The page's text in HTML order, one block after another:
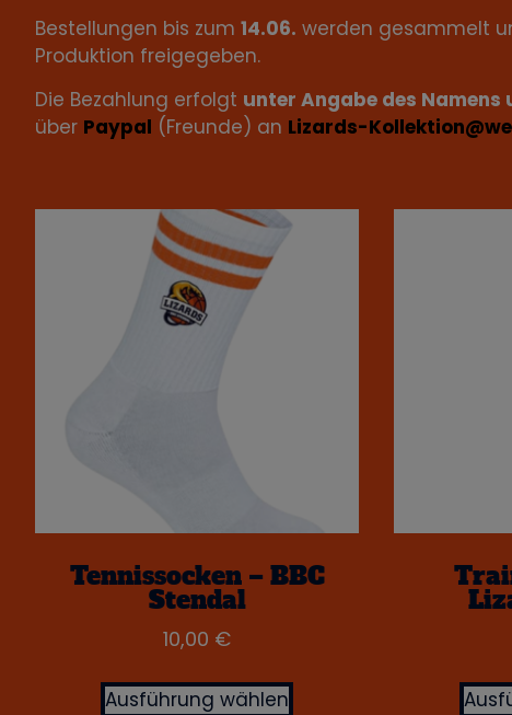
Bestellungen bis zum 14.06. werden gesammelt
Produktion freigegeben.
Die Bezahlung erfolgt unter Angabe des Namens
über Paypal (Freunde) an Lizards-
Tennissocken – BBC
Stendal
10,00 €
Ausführung wählen